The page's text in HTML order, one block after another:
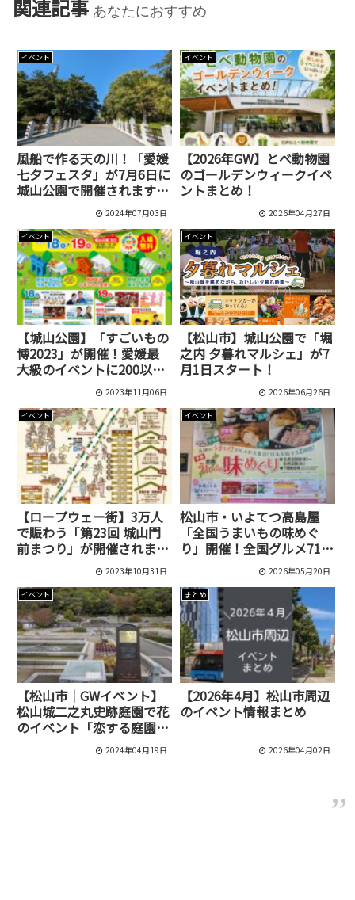
関連記事 あなたにおすすめ
イベント
風船で作る天の川！「愛媛
七夕フェスタ」が7月6日に
城山公園で開催されます
[松山市/堀之内]2024年07月03日
イベント
【2026年GW】とべ動物園
のゴールデンウィークイベ
ントまとめ！
2026年04月27日
イベント
【城山公園】「すごいもの
博2023」が開催！愛媛最
大級のイベントに200以上
のブースが出展し12万人が
来場！[えひめ・まつやま
産業まつり]
2023年11月06日
イベント
【松山市】城山公園で「堀
之内 夕暮れマルシェ」が7
月1日スタート！
2026年06月26日
イベント
【ロープウェー街】3万人
で賑わう「第23回 城山門
前まつり」が開催されま
す！県内外の物産がずら
2023年10月31日
イベント
松山市・いよてつ高島屋
「全国うまいもの味めぐ
り」開催！全国グルメ71店
舗が松山に集結 2026年05月20日
イベント
【松山市｜GWイベント】
松山城二之丸史跡庭園で花
のイベント「恋する庭園
2024」が4月27日から開
2024年04月19日
まとめ
【2026年4月】松山市周辺
のイベント情報まとめ
2026年04月02日